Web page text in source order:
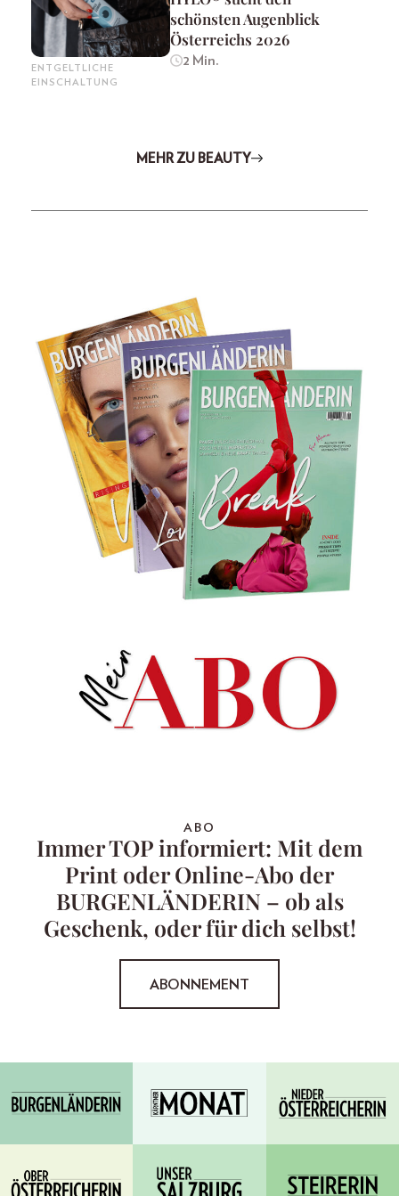
ENTGELTLICHE
EINSCHALTUNG
schönsten Augenblick
Österreichs 2026
2 Min.
MEHR ZU BEAUTY
ABO
Immer TOP informiert: Mit dem
Print oder Online-Abo der
BURGENLÄNDERIN – ob als
Geschenk, oder für dich selbst!
ABONNEMENT